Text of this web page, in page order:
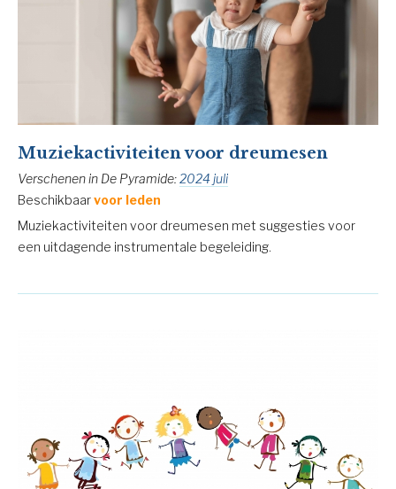
Muziekactiviteiten voor dreumesen
Verschenen in De Pyramide:2024 juli
Beschikbaarvoor leden
Muziekactiviteiten voor dreumesen met suggesties voor
een uitdagende instrumentale begeleiding.